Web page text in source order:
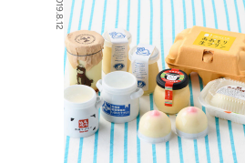
2019.8.12